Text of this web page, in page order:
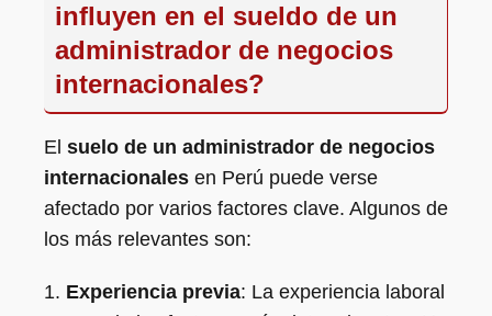
influyen en el sueldo de un
administrador de negocios
internacionales?
El suelo de un administrador de negocios
internacionales en Perú puede verse
afectado por varios factores clave. Algunos de
los más relevantes son:
1. Experiencia previa: La experiencia laboral